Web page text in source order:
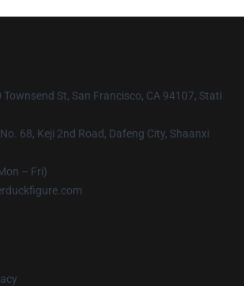
Townsend St, San Francisco, CA 94107, Stati
68, Keji 2nd Road, Dafeng City, Shaanxi
– Fri)